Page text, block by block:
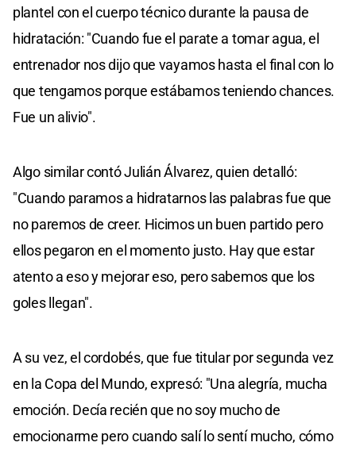
plantel con el cuerpo técnico durante la pausa de
hidratación: "Cuando fue el parate a tomar agua, el
entrenador nos dijo que vayamos hasta el final con lo
que tengamos porque estábamos teniendo chances.
Fue un alivio".
Algo similar contó Julián Álvarez, quien detalló:
"Cuando paramos a hidratarnos las palabras fue que
no paremos de creer. Hicimos un buen partido pero
ellos pegaron en el momento justo. Hay que estar
atento a eso y mejorar eso, pero sabemos que los
goles llegan".
A su vez, el cordobés, que fue titular por segunda vez
en la Copa del Mundo, expresó: "Una alegría, mucha
emoción. Decía recién que no soy mucho de
emocionarme pero cuando salí lo sentí mucho, cómo